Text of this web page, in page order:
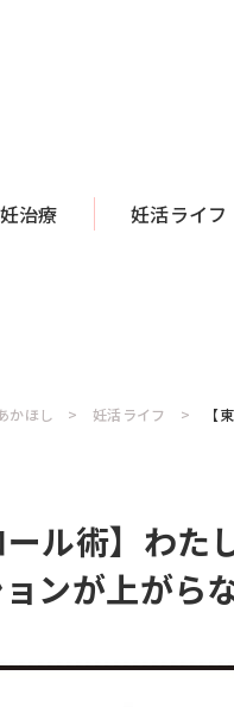
治療 妊活ライフ
かほし 妊活ライフ 【
ール術】わ
ンが上がら